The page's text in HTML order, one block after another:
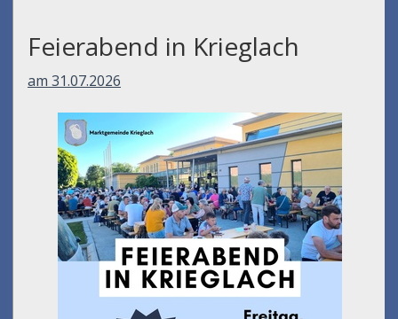
Feierabend in Krieglach
am 31.07.2026